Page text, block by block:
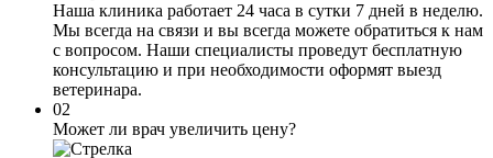
Наша клиника работает 24 часа в сутки 7 дней в неделю.
Мы всегда на связи и вы всегда можете обратиться к нам
с вопросом. Наши специалисты проведут бесплатную
консультацию и при необходимости оформят выезд
ветеринара.
02
Может ли врач увеличить цену?